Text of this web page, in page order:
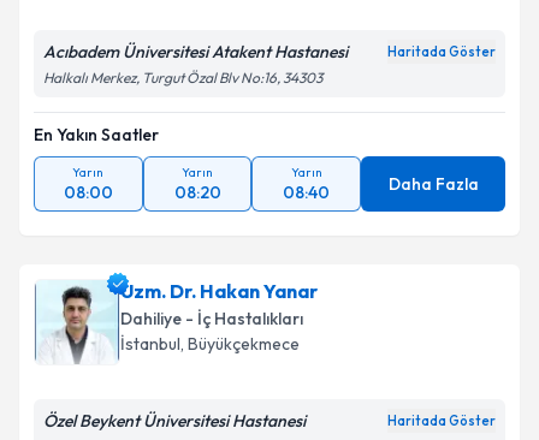
Acıbadem Üniversitesi Atakent Hastanesi Haritada Göster
Halkalı Merkez, Turgut Özal Blv No:16, 34303
En Yakın Saatler
Yarın
08:00
Yarın
08:20
Yarın
08:40 Daha Fazla
Uzm. Dr. Hakan Yanar
Dahiliye - İç Hastalıkları
İstanbul, Büyükçekmece
Özel Beykent Üniversitesi Hastanesi Haritada Göster